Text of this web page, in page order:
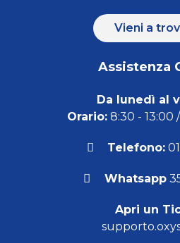
Vieni a
Assistenza
Da lunedì al
Orario:8:30 - 13:00
Telefono:
Whatsapp
Apri un